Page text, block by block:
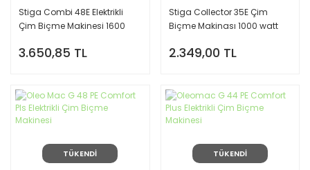
Stiga Combi 48E Elektrikli
Çim Biçme Makinesi 1600
3.650,85 TL
Stiga Collector 35E Çim
Biçme Makinası 1000 watt
2.349,00 TL
TÜKENDİ TÜKENDİ